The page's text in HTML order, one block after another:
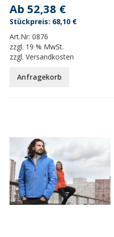
Ab 52,38 €
Art.Nr:0876
zzgl. 19 % MwSt.
zzgl.Versandkosten
68,10 €
Anfragekorb